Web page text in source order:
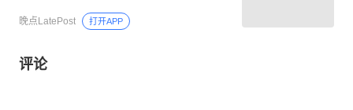
晚点LatePost 打开APP
评论